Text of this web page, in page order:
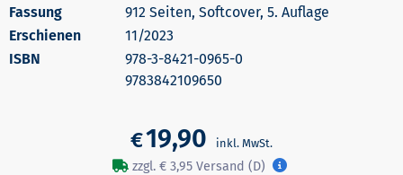
912 Seiten, Softcover, 5. Auflage
Erschienen
11/2023
978-3-8421-0965-0
9783842109650
€19,90
zzgl. € 3,95 Versand (D)